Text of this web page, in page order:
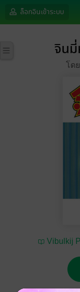
ล็อกอินเข้าระบบ
จินมี่
โดย
Vibulkij